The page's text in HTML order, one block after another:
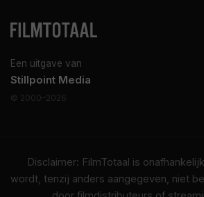
Een uitgave van
Stillpoint Media
© 2000–2026
Disclaimer: FilmTotaal is
wordt, tenzij anders aangegeven, niet